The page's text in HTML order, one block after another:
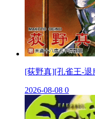
[荻野真][孔雀王-退
2026-08-08 0